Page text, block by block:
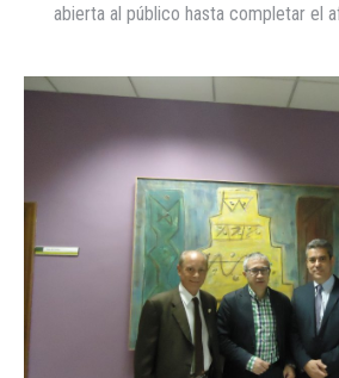
abierta al público hasta completar el